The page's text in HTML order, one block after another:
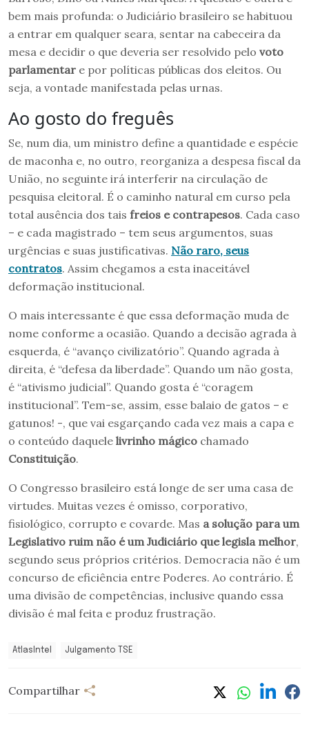
bem mais profunda: o Judiciário brasileiro se habituou
a entrar em qualquer seara, sentar na cabeceira da
mesa e decidir o que deveria ser resolvido pelo voto
parlamentar e por políticas públicas dos eleitos. Ou
seja, a vontade manifestada pelas urnas.
Ao gosto do freguês
Se, num dia, um ministro define a quantidade e espécie
de maconha e, no outro, reorganiza a despesa fiscal da
União, no seguinte irá interferir na circulação de
pesquisa eleitoral. É o caminho natural em curso pela
total ausência dos tais freios e contrapesos. Cada caso
– e cada magistrado – tem seus argumentos, suas
urgências e suas justificativas. Não raro, seus
contratos. Assim chegamos a esta inaceitável
deformação institucional.
O mais interessante é que essa deformação muda de
nome conforme a ocasião. Quando a decisão agrada à
esquerda, é “avanço civilizatório”. Quando agrada à
direita, é “defesa da liberdade”. Quando um não gosta,
é “ativismo judicial”. Quando gosta é “coragem
institucional”. Tem-se, assim, esse balaio de gatos – e
gatunos! -, que vai esgarçando cada vez mais a capa e
o conteúdo daquele livrinho mágico chamado
Constituição.
O Congresso brasileiro está longe de ser uma casa de
virtudes. Muitas vezes é omisso, corporativo,
fisiológico, corrupto e covarde. Mas a solução para um
Legislativo ruim não é um Judiciário que legisla melhor,
segundo seus próprios critérios. Democracia não é um
concurso de eficiência entre Poderes. Ao contrário. É
uma divisão de competências, inclusive quando essa
divisão é mal feita e produz frustração.
AtlasIntel Julgamento TSE
Compartilhar